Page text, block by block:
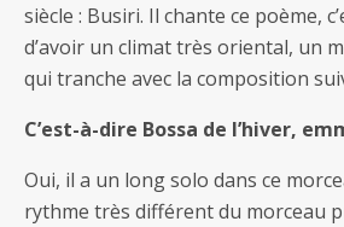
siècle : Busiri. Il chante ce poème,
d’avoir un climat très oriental, un
qui tranche avec la composition
C’est-à-dire Bossa de l’hiver,
Oui, il a un long solo dans ce
rythme très différent du morceau